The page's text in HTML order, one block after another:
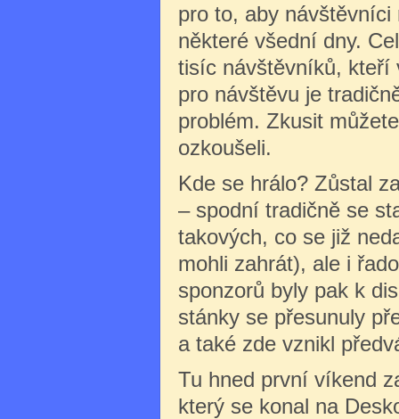
pro to, aby
některé všední dny.
tisíc návštěvníků, kteří
pro návštěvu je
problém. Zkusit
ozkoušeli.
Kde se hrálo? Zůstal
– spodní tradičně se
takových, co se již
mohli zahrát), ale i
sponzorů byly pak k
stánky se přesunuly
a také zde vznikl
Tu hned první víkend
který se konal na